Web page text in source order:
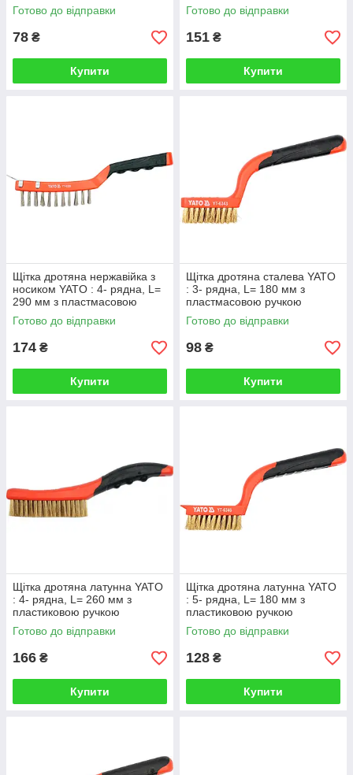
Готово до відправки
78 ₴
Купити
Готово до відправки
151 ₴
Купити
Щітка дротяна нержавійка з
носиком YATO : 4- рядна, L=
290 мм з пластмасовою
ручкою
Готово до відправки
174 ₴
Купити
Щітка дротяна сталева YATO
: 3- рядна, L= 180 мм з
пластмасовою ручкою
Готово до відправки
98 ₴
Купити
Щітка дротяна латунна YATO
: 4- рядна, L= 260 мм з
пластиковою ручкою
Готово до відправки
166 ₴
Купити
Щітка дротяна латунна YATO
: 5- рядна, L= 180 мм з
пластиковою ручкою
Готово до відправки
128 ₴
Купити